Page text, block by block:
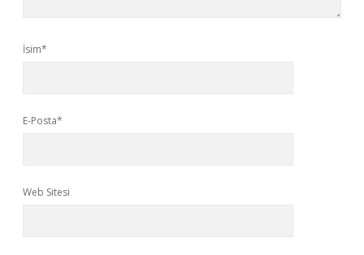
İsim*
E-Posta*
Web Sitesi